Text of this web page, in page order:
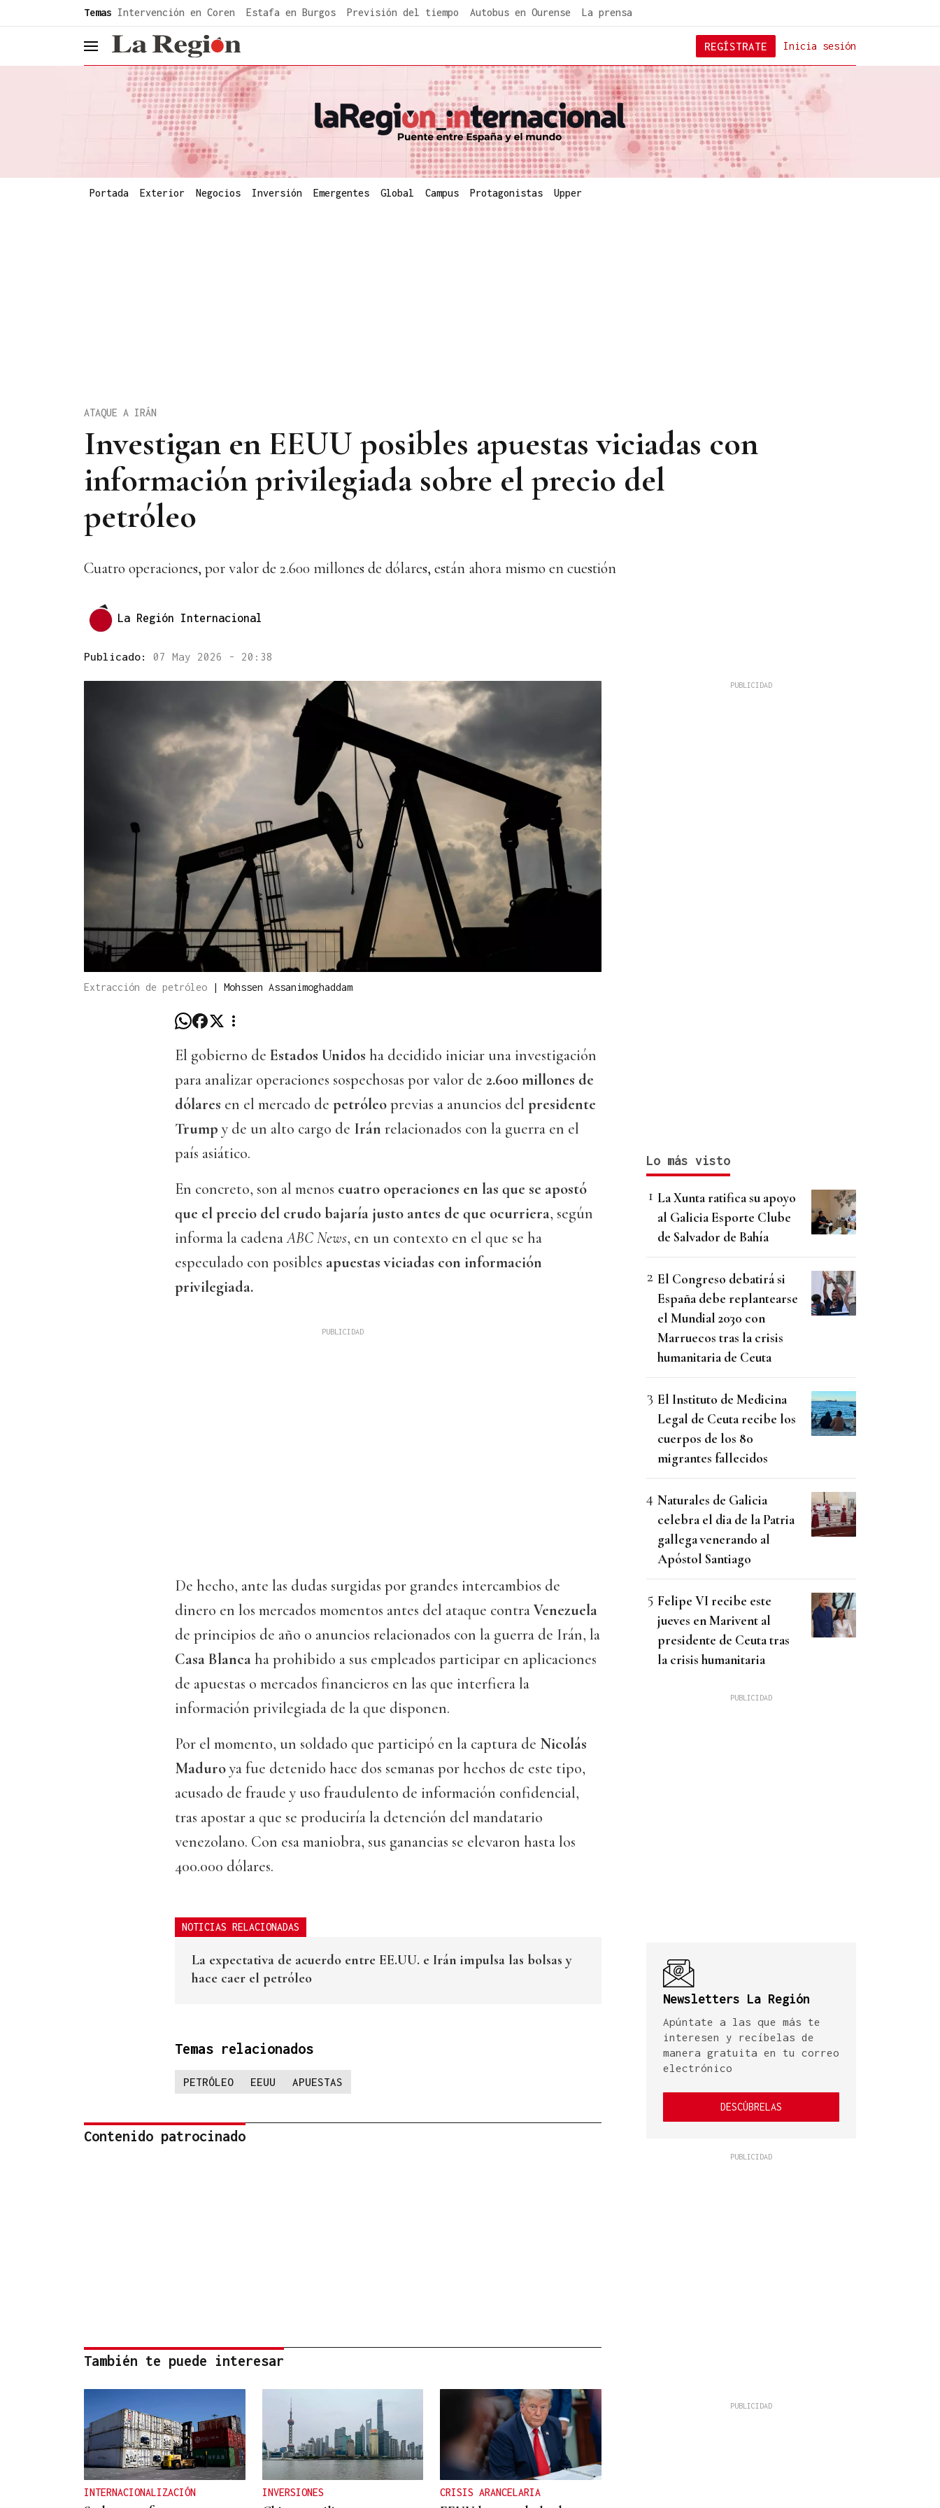
Temas Intervención en Coren Estafa en Burgos Previsión del tiempo Autobus en Ourense La prensa
header.menu.open Inicia sesión
REGÍSTRATE
Portada Exterior Negocios Inversión Emergentes Global Campus Protagonistas Upper
Investigan en EEUU posibles apuestas viciadas con
información privilegiada sobre el precio del
petróleo
ATAQUE A IRÁN
Cuatro operaciones, por valor de 2.600 millones de dólares, están ahora mismo en cuestión
La Región Internacional
Publicado: 07 May 2026 - 20:38
Extracción de petróleo | Mohssen Assanimoghaddam
El gobierno de Estados Unidos ha decidido iniciar una investigación
para analizar operaciones sospechosas por valor de 2.600 millones de
dólares en el mercado de petróleoprevias a anuncios del presidente
Trump y de un alto cargo de Irán relacionados con la guerra en el
país asiático.
En concreto, son al menos cuatro operaciones en las que se apostó
que el precio del crudo bajaría justo antes de que ocurriera, según
informa la cadenaABC News, en un contexto en el que se ha
especulado con posibles apuestas viciadas con información
privilegiada.
De hecho, ante las dudas surgidas por grandes intercambios de
dinero en los mercados momentos antes del ataque contraVenezuela
de principios de año o anuncios relacionados con la guerra de Irán, la
Casa Blancaha prohibido a sus empleados participar en aplicaciones
de apuestas o mercados financieros en las que interfiera la
información privilegiada de la que disponen.
Por el momento, un soldado que participó en la captura de Nicolás
Maduroya fue detenido hace dos semanas por hechos de este tipo,
acusado de fraude y uso fraudulento de información confidencial,
tras apostar a que se produciría la detención del mandatario
venezolano. Con esa maniobra, sus ganancias se elevaron hasta los
400.000 dólares.
NOTICIAS RELACIONADAS
La expectativa de acuerdo entre EE.UU. e Irán impulsa las bolsas y
hace caer el petróleo
Temas relacionados
PETRÓLEO EEUU APUESTAS
Contenido patrocinado
También te puede interesar
INTERNACIONALIZACIÓN INVERSIONES CRISIS ARANCELARIA
Lo más visto
La Xunta ratifica su apoyo
al Galicia Esporte Clube
de Salvador de Bahía
El Congreso debatirá si
España debe replantearse
el Mundial 2030 con
Marruecos tras la crisis
humanitaria de Ceuta
El Instituto de Medicina
Legal de Ceuta recibe los
cuerpos de los 80
migrantes fallecidos
Naturales de Galicia
celebra el dia de la Patria
gallega venerando al
Apóstol Santiago
Felipe VI recibe este
jueves en Marivent al
presidente de Ceuta tras
la crisis humanitaria
Newsletters La Región
Apúntate a las que más te
interesen y recíbelas de
manera gratuita en tu correo
electrónico
DESCÚBRELAS